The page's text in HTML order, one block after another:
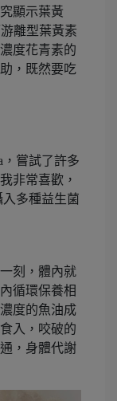
顯示葉黃
離型葉黃素
度花青素的
，既然要吃
，嘗試了許多
非常喜歡，
多種益生菌
刻，體內就
循環保養相
度的魚油成
入，咬破的
，身體代謝